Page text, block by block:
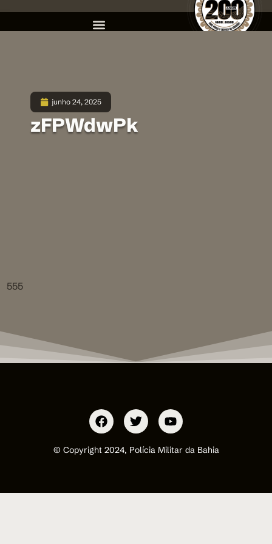
junho 24, 2025
zFPWdwPk
555
© Copyright 2024, Polícia Militar da Bahia